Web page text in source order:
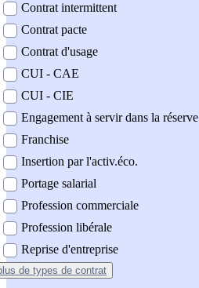
Contrat intermittent
Contrat pacte
Contrat d'usage
CUI - CAE
CUI - CIE
Engagement à servir dans la réserve
Franchise
Insertion par l'activ.éco.
Portage salarial
Profession commerciale
Profession libérale
Reprise d'entreprise
de types de contrat